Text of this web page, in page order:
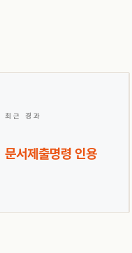
최근 경과
문서제출명령 인용